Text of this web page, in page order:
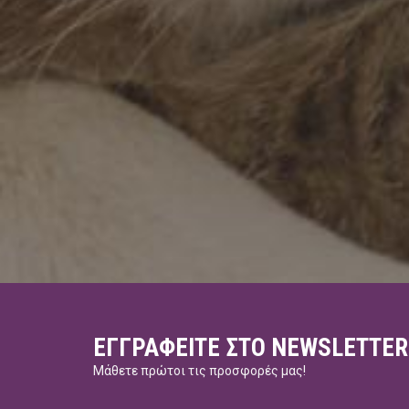
ΕΓΓΡΑΦΕΊΤΕ ΣΤΟ NEWSLETTER
Μάθετε πρώτοι τις προσφορές μας!